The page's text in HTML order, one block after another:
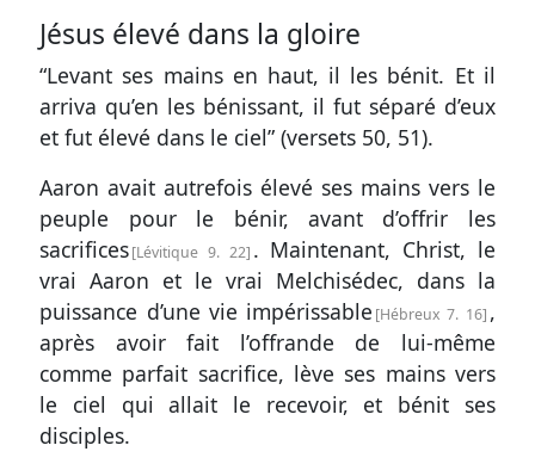
Jésus élevé dans la gloire
“Levant ses mains en haut, il les bénit. Et il
arriva qu’en les bénissant, il fut séparé d’eux
et fut élevé dans le ciel” (versets 50, 51).
Aaron avait autrefois élevé ses mains vers le
peuple pour le bénir, avant d’offrir les
sacrifices Lévitique 9. 22 . Maintenant, Christ, le
vrai Aaron et le vrai Melchisédec, dans la
puissance d’une vie impérissable Hébreux 7. 16 ,
après avoir fait l’offrande de lui-même
comme parfait sacrifice, lève ses mains vers
le ciel qui allait le recevoir, et bénit ses
disciples.